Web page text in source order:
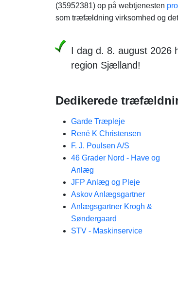
(35952381) op på webtjenesten
som træfældning virksomhed og
I dag d. 8. august 2026
region Sjælland!
Dedikerede
Garde Træpleje
René K Christensen
F. J. Poulsen A/S
46 Grader Nord - Have og
Anlæg
JFP Anlæg og Pleje
Askov Anlægsgartner
Anlægsgartner Krogh &
Søndergaard
STV - Maskinservice